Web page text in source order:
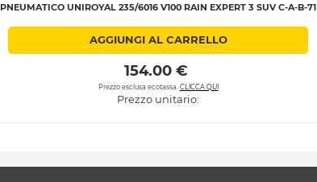
PNEUMATICO UNIROYAL 235/6016 V100 RAIN EXPERT 3 SUV C-A-B-71
AGGIUNGI AL CARRELLO
154.00 €
Prezzo esclusa ecotassa. CLICCA QUI
Prezzo unitario: